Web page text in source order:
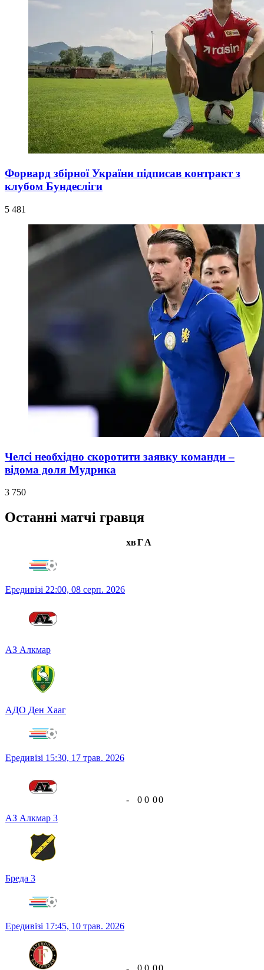
Форвард збірної України підписав контракт з
клубом Бундесліги
5 481
Челсі необхідно скоротити заявку команди –
відома доля Мудрика
3 750
Останні матчі гравця
хвГА
Ередивізі 22:00, 08 серп. 2026
АЗ Алкмар
АДО Ден Хааг
Ередивізі 15:30, 17 трав. 2026
АЗ Алкмар 3
Бреда 3
- 0 0 00
Ередивізі 17:45, 10 трав. 2026